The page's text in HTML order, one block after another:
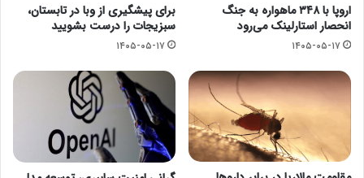
اروپا با ۳۴۸ ماهواره به جنگ
انحصار استارلینک می‌رود
۱۴۰۵-۰۵-۱۷
برای پیشگیری از وبا در تابستان،
سبزیجات را درست بشویید
۱۴۰۵-۰۵-۱۷